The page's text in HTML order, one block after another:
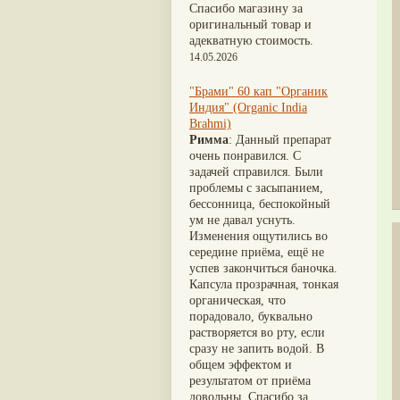
(3)
Аштаваргам
Брихатьяди(3)
Видарьяди(3)
Гуггул
Дханвантарам 101(3)
Дханвантарам тайлам(3)
Кайлаш дживан(3)
Кальянака гритам(3)
Кримикутхар рас(3)
Кунжутное масло (3)
Кутаджа(3)
Кширабала(3)
Лив 52(3)
more...
Шиладжит
(19)
Кориандр
Зира(17)
Крапива индийская(17)
Патола
Холарена - Кутаджа(17)
Шионака(17)
Аджван/Ажгон(16)
Акация катеху(16)
Кальций(16)
Укроп пахучий(16)
Дашамула(15)
Лодхра(14)
Моринга(14)
Перец кубеба(14)
Сахарный тростник
Бхунимба/Андрографис
метельчатый(13)
Гвоздика(13)
Кассия трубчатая(13)
Мезуя железная(13)
Спасибо магазину за
оригинальный товар и
адекватную стоимость.
14.05.2026
"Брами" 60 кап "Органик
Индия" (Organic India
Brahmi)
Римма: Данный препарат
очень понравился. С
задачей справился. Были
проблемы с засыпанием,
бессонница, беспокойный
ум не давал уснуть.
Изменения ощутились во
середине приёма, ещё не
успев закончиться баночка.
Капсула прозрачная, тонкая
органическая, что
порадовало, буквально
растворяется во рту, если
сразу не запить водой. В
общем эффектом и
результатом от приёма
довольны. Спасибо за